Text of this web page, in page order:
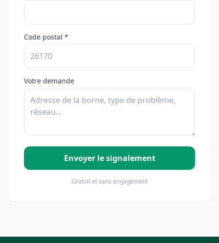
Code postal *
Votre demande
Envoyer le signalement
Gratuit et sans engagement